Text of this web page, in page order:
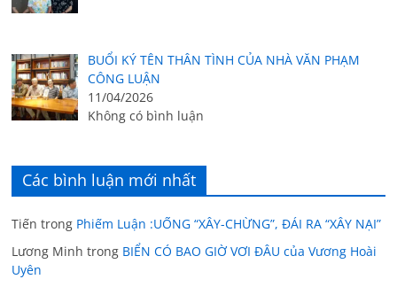
BUỔI KÝ TÊN THÂN TÌNH CỦA NHÀ VĂN PHẠM
CÔNG LUẬN
11/04/2026
Không có bình luận
Các bình luận mới nhất
Tiến trong Phiếm Luận :UỐNG “XÂY-CHỪNG”, ĐÁI RA “XÂY NẠI”
Lương Minh trong BIỂN CÓ BAO GIỜ VƠI ĐÂU của Vương Hoài
Uyên